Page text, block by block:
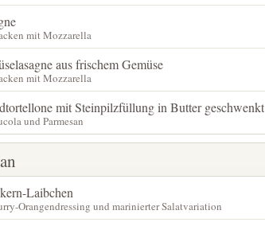
mit Mozzarella
aus frischem Gemüse
mit Mozzarella
mit Steinpilzfüllung in Butter geschwenkt
und Parmesan
Laibchen
Orangendressing und marinierter Salatvariation